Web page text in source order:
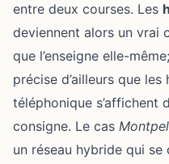
entre deux courses. Les
deviennent alors un vrai
que l’enseigne elle-
précise d’ailleurs que
téléphonique s’affichent
consigne. Le cas
un réseau hybride qui